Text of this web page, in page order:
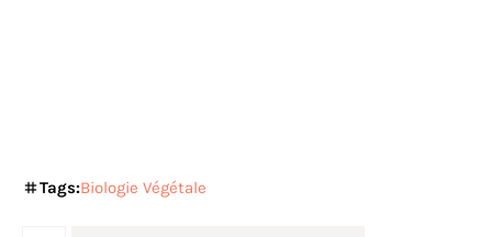
Tags:Biologie Végétale